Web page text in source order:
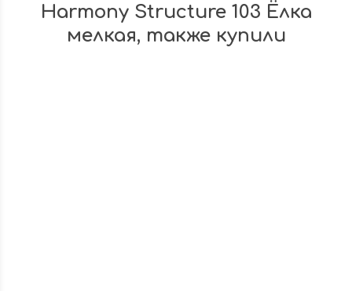
Harmony Structure 103 Ёлка
мелкая, также купили